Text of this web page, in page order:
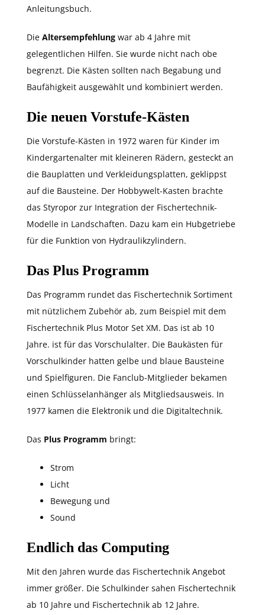
Anleitungsbuch.
Die Altersempfehlung war ab 4 Jahre mit
gelegentlichen Hilfen. Sie wurde nicht nach obe
begrenzt. Die Kästen sollten nach Begabung und
Baufähigkeit ausgewählt und kombiniert werden.
Die neuen Vorstufe-Kästen
Die Vorstufe-Kästen in 1972 waren für Kinder im
Kindergartenalter mit kleineren Rädern, gesteckt an
die Bauplatten und Verkleidungsplatten, geklippst
auf die Bausteine. Der Hobbywelt-Kasten brachte
das Styropor zur Integration der Fischertechnik-
Modelle in Landschaften. Dazu kam ein Hubgetriebe
für die Funktion von Hydraulikzylindern.
Das Plus Programm
Das Programm rundet das Fischertechnik Sortiment
mit nützlichem Zubehör ab, zum Beispiel mit dem
Fischertechnik Plus Motor Set XM. Das ist ab 10
Jahre. ist für das Vorschulalter. Die Baukästen für
Vorschulkinder hatten gelbe und blaue Bausteine
und Spielfiguren. Die Fanclub-Mitglieder bekamen
einen Schlüsselanhänger als Mitgliedsausweis. In
1977 kamen die Elektronik und die Digitaltechnik.
Das Plus Programm bringt:
Strom
Licht
Bewegung und
Sound
Endlich das Computing
Mit den Jahren wurde das Fischertechnik Angebot
immer größer. Die Schulkinder sahen Fischertechnik
ab 10 Jahre und Fischertechnik ab 12 Jahre.